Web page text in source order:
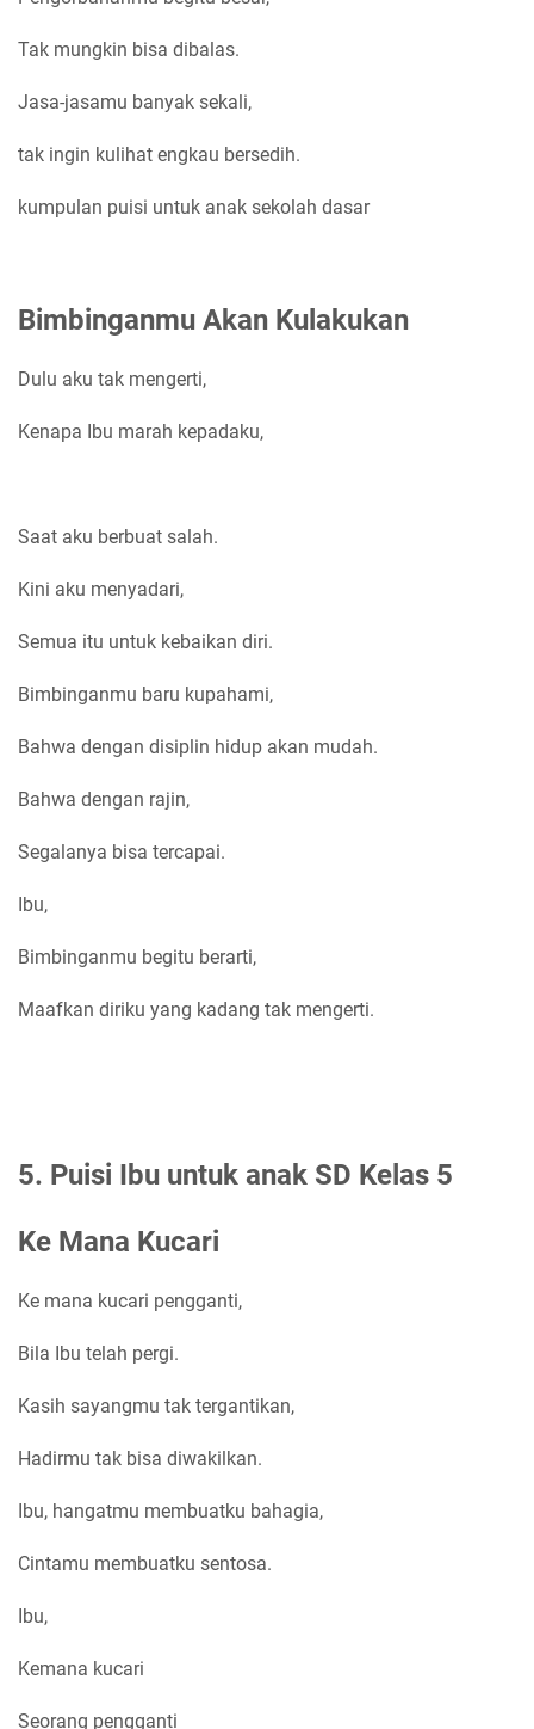
Tak mungkin bisa dibalas.
Jasa-jasamu banyak sekali,
tak ingin kulihat engkau bersedih.
kumpulan puisi untuk anak sekolah dasar
Bimbinganmu Akan Kulakukan
Dulu aku tak mengerti,
Kenapa Ibu marah kepadaku,
Saat aku berbuat salah.
Kini aku menyadari,
Semua itu untuk kebaikan diri.
Bimbinganmu baru kupahami,
Bahwa dengan disiplin hidup akan mudah.
Bahwa dengan rajin,
Segalanya bisa tercapai.
Ibu,
Bimbinganmu begitu berarti,
Maafkan diriku yang kadang tak mengerti.
5. Puisi Ibu untuk anak SD Kelas 5
Ke Mana Kucari
Ke mana kucari pengganti,
Bila Ibu telah pergi.
Kasih sayangmu tak tergantikan,
Hadirmu tak bisa diwakilkan.
Ibu, hangatmu membuatku bahagia,
Cintamu membuatku sentosa.
Ibu,
Kemana kucari
Seorang pengganti